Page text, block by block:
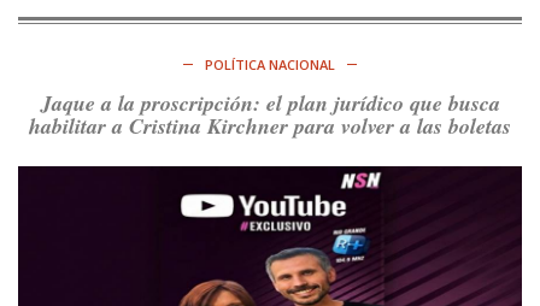
Consenso Patagónico
@consensopatagon
@PJCampana2022: Asumimos una nueva etapa en el
Partido Justicialista de Campana, con el orgullo de que el
vuelva a…
Ver en X
POLÍTICA NACIONAL
Jaque a la proscripción: el plan jurídico que busca
habilitar a Cristina Kirchner para volver a las boletas